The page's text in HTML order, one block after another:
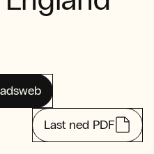
Last ned PDF